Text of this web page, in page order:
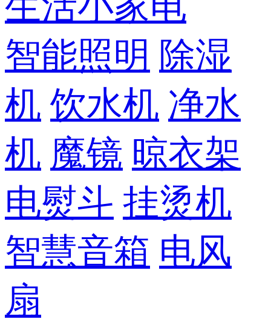
智能照明 除湿
机 饮水机 净水
机 魔镜 晾衣架
电熨斗 挂烫机
智慧音箱 电风
扇